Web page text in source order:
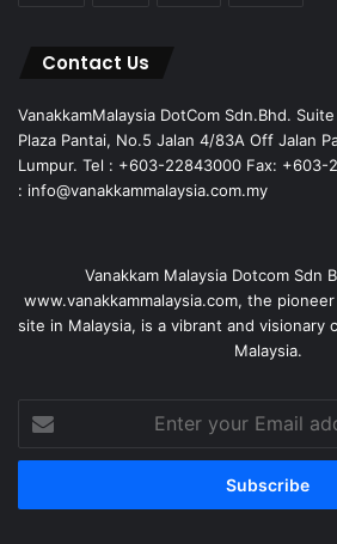
Contact Us
VanakkamMalaysia DotCom Sdn.Bhd.
Plaza Pantai, No.5 Jalan 4/83A Off Jalan
Lumpur. Tel : +603-22843000 Fax: +603-
: info@vanakkammalaysia.com.my
Vanakkam Malaysia Dotcom Sdn
www.vanakkammalaysia.com, the
site in Malaysia, is a vibrant and visionary
Malaysia.
your
Email